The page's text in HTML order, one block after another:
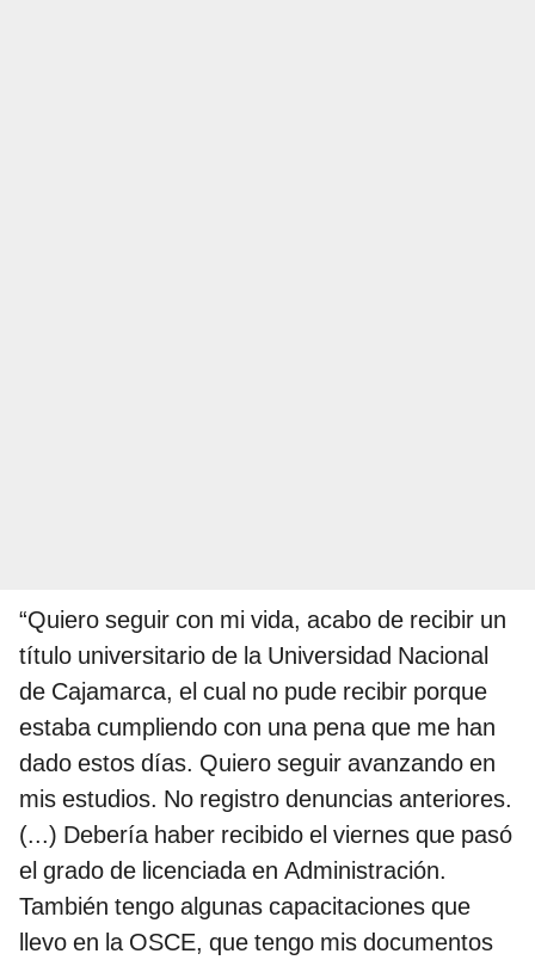
“Quiero seguir con mi vida, acabo de recibir un
título universitario de la Universidad Nacional
de Cajamarca, el cual no pude recibir porque
estaba cumpliendo con una pena que me han
dado estos días. Quiero seguir avanzando en
mis estudios. No registro denuncias anteriores.
(...) Debería haber recibido el viernes que pasó
el grado de licenciada en Administración.
También tengo algunas capacitaciones que
llevo en la OSCE, que tengo mis documentos